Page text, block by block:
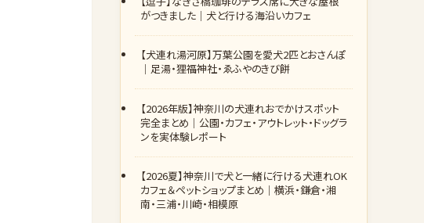
がつきました｜犬と行ける海沿いカフェ
【犬連れ湯河原】万葉公園を愛犬2匹とおさんぽ
｜足湯・狸福神社・ゑふやのきび餅
【2026年版】神奈川の犬連れおでかけスポット
完全まとめ｜公園・カフェ・アウトレット・ドッグラ
ンを実体験レポート
【2026夏】神奈川で犬と一緒に行ける犬連れOK
カフェ＆ペットショップまとめ｜横浜・鎌倉・湘
南・三浦・川崎・相模原